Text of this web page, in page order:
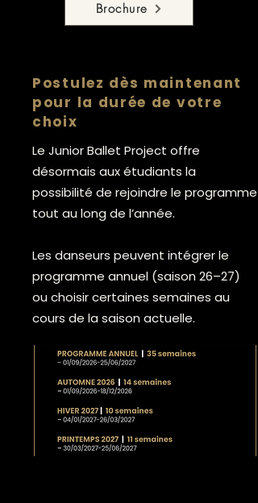
Brochure
Postulez dès maintenant
pour la durée de votre
choix
Le Junior Ballet Project offre
désormais aux étudiants la
possibilité de rejoindre le programme
tout au long de l’année.
Les danseurs peuvent intégrer le
programme annuel (saison 26–27)
ou choisir certaines semaines au
cours de la saison actuelle.